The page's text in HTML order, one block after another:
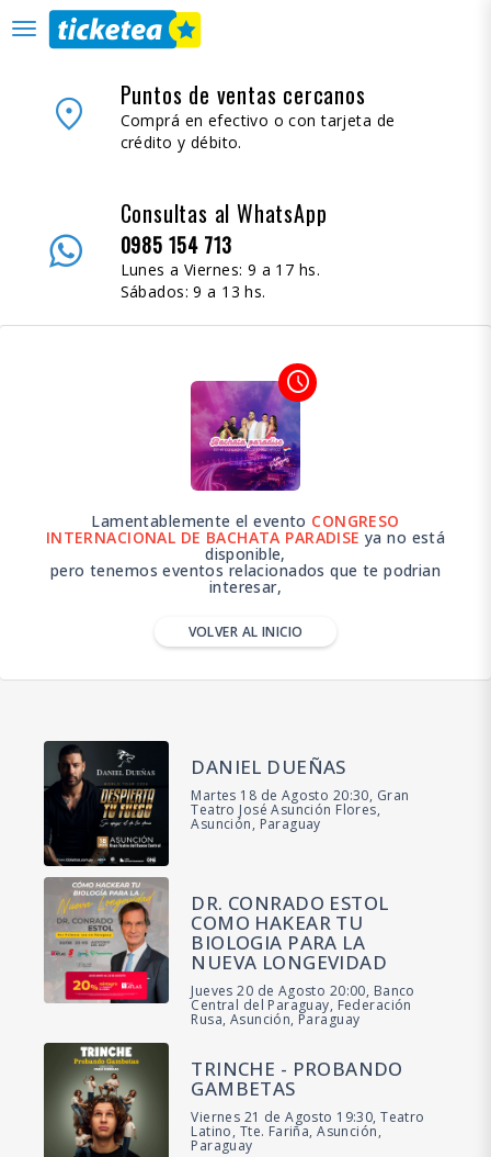
desplegar
navegación
place Puntos de ventas cercanos
Comprá en efectivo o con tarjeta de
crédito y débito.
Consultas al WhatsApp
0985 154 713
Lunes a Viernes: 9 a 17 hs.
Sábados: 9 a 13 hs.
access_time
Lamentablemente el evento CONGRESO
INTERNACIONAL DE BACHATA PARADISE ya no está
disponible,
pero tenemos eventos relacionados que te podrian
interesar,
VOLVER AL INICIO
DANIEL DUEÑAS
Martes 18 de Agosto 20:30, Gran
Teatro José Asunción Flores,
Asunción, Paraguay
DR. CONRADO ESTOL
COMO HAKEAR TU
BIOLOGIA PARA LA
NUEVA LONGEVIDAD
Jueves 20 de Agosto 20:00, Banco
Central del Paraguay, Federación
Rusa, Asunción, Paraguay
TRINCHE - PROBANDO
GAMBETAS
Viernes 21 de Agosto 19:30, Teatro
Latino, Tte. Fariña, Asunción,
Paraguay